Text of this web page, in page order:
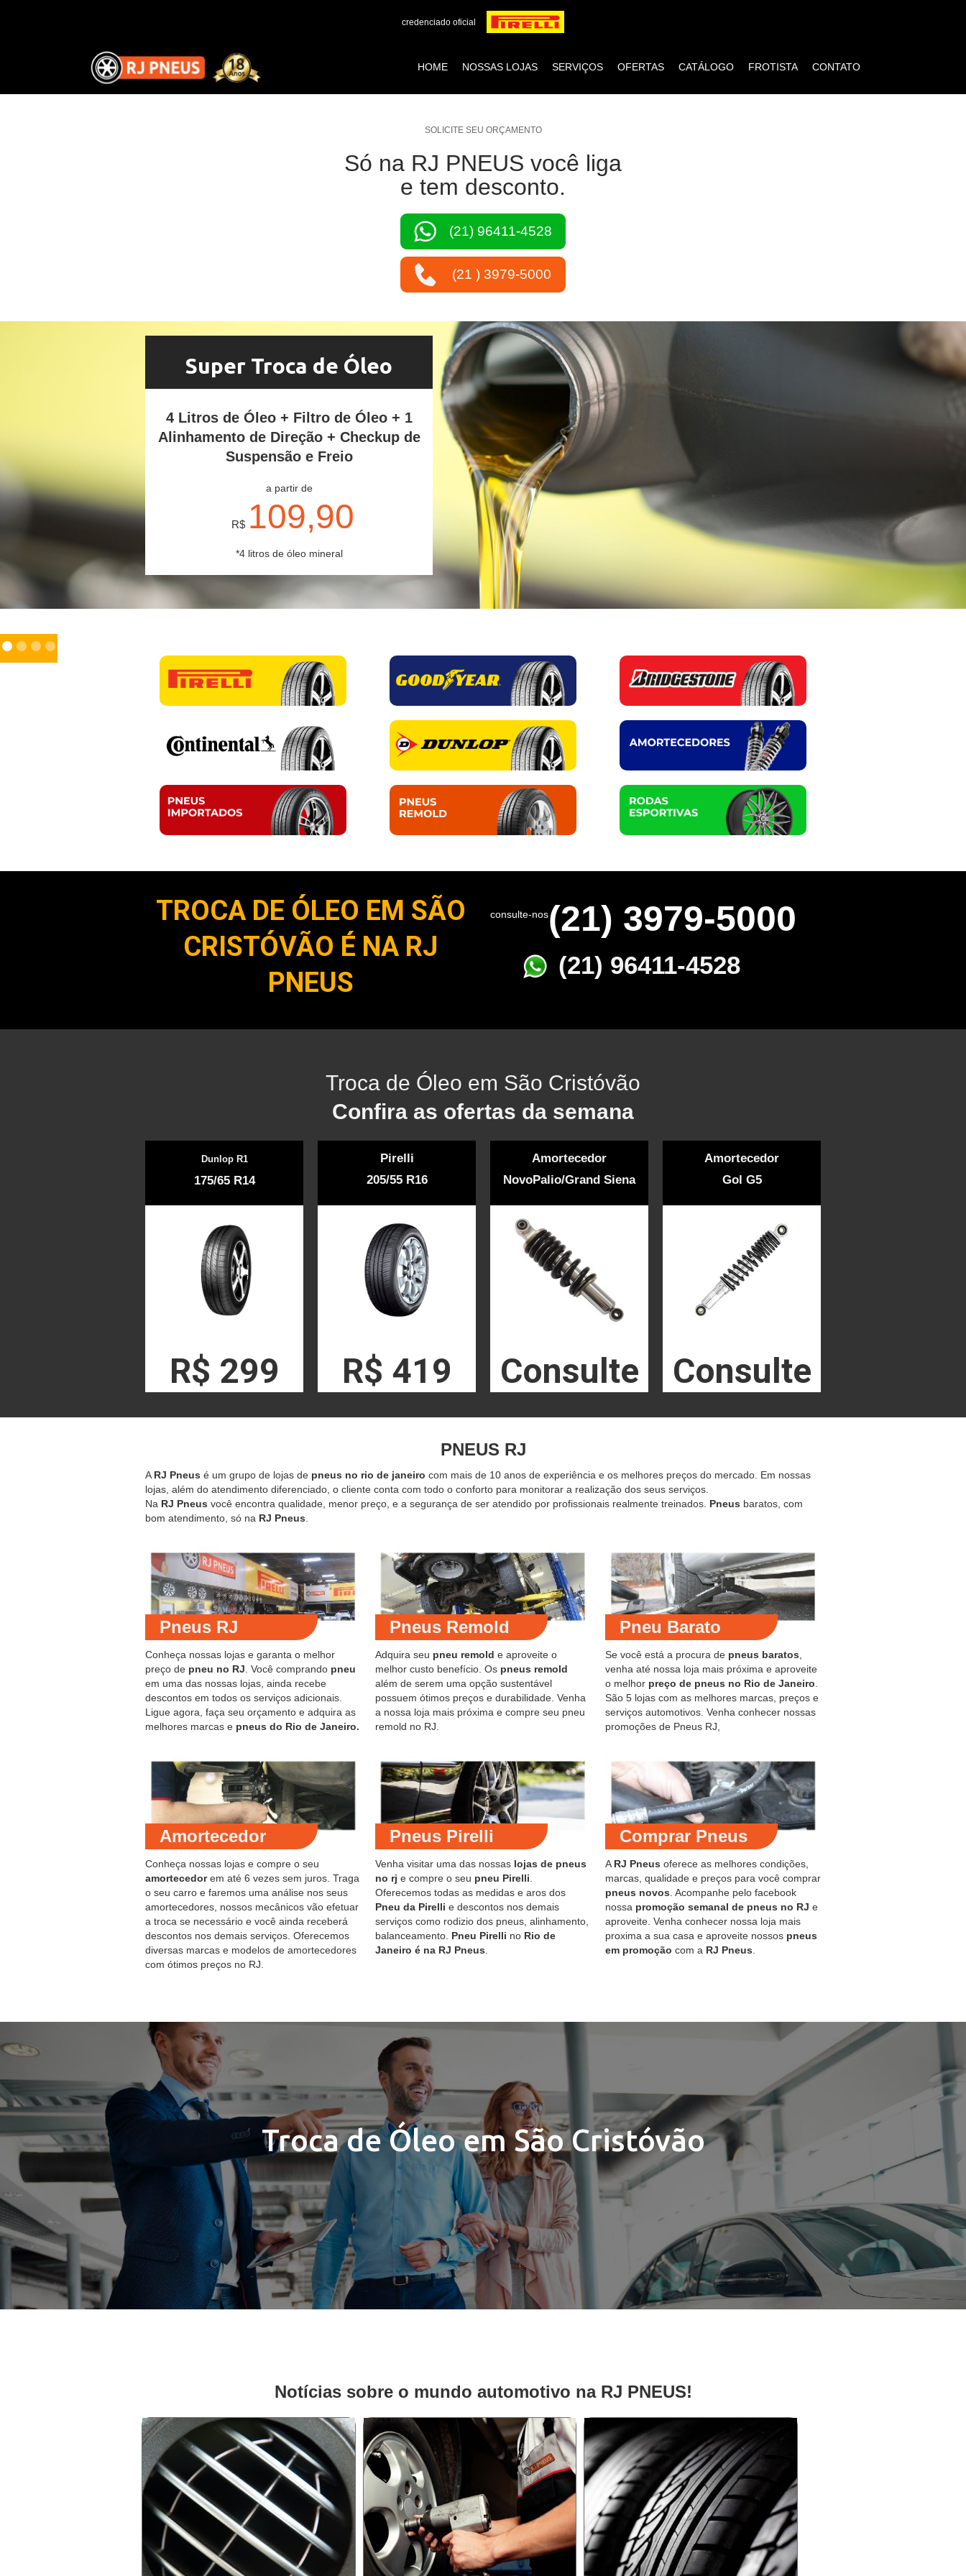
credenciado oficial
HOME NOSSAS LOJAS SERVIÇOS OFERTAS CATÁLOGO FROTISTA CONTATO
SOLICITE SEU ORÇAMENTO
Só na RJ PNEUS você liga
e tem desconto.
(21) 96411-4528
(21 ) 3979-5000
Super Troca de Óleo
4 Litros de Óleo + Filtro de Óleo + 1
Alinhamento de Direção + Checkup de
Suspensão e Freio
a partir de
R$ 109,90
*4 litros de óleo mineral
TROCA DE ÓLEO EM SÃO
CRISTÓVÃO É NA RJ
PNEUS
consulte-nos(21) 3979-5000
(21) 96411-4528
Troca de Óleo em São Cristóvão
Confira as ofertas da semana
Dunlop R1
175/65 R14
R$ 299
Pirelli
205/55 R16
R$ 419
Amortecedor
NovoPalio/Grand Siena
Consulte
Amortecedor
Gol G5
Consulte
PNEUS RJ
A RJ Pneus é um grupo de lojas de pneus no rio de janeiro com mais de 10 anos de experiência e os melhores preços do mercado. Em nossas
lojas, além do atendimento diferenciado, o cliente conta com todo o conforto para monitorar a realização dos seus serviços.
Na RJ Pneus você encontra qualidade, menor preço, e a segurança de ser atendido por profissionais realmente treinados. Pneus baratos, com
bom atendimento, só na RJ Pneus
Pneus RJ
Conheça nossas lojas e garanta o melhor
preço de pneu no RJ. Você comprando pneu
em uma das nossas lojas, ainda recebe
descontos em todos os serviços adicionais.
Ligue agora, faça seu orçamento e adquira as
melhores marcas e pneus do Rio de Janeiro.
Pneus Remold
Adquira seu pneu remold e aproveite o
melhor custo benefício. Os pneus remold
além de serem uma opção sustentável
possuem ótimos preços e durabilidade. Venha
a nossa loja mais próxima e compre seu pneu
remold no RJ.
Pneu Barato
Se você está a procura de pneus baratos,
venha até nossa loja mais próxima e aproveite
o melhor preço de pneus no Rio de Janeiro.
São 5 lojas com as melhores marcas, preços e
serviços automotivos. Venha conhecer nossas
promoções de Pneus RJ,
Amortecedor
Conheça nossas lojas e compre o seu
amortecedorem até 6 vezes sem juros. Traga
o seu carro e faremos uma análise nos seus
amortecedores, nossos mecânicos vão efetuar
a troca se necessário e você ainda receberá
descontos nos demais serviços. Oferecemos
diversas marcas e modelos de amortecedores
com ótimos preços no RJ.
Pneus Pirelli
Venha visitar uma das nossas lojas de pneus
no rj e compre o seu pneu Pirelli
Oferecemos todas as medidas e aros dos
Pneu da Pirelli e descontos nos demais
serviços como rodizio dos pneus, alinhamento,
balanceamento. Pneu Pirelli no Rio de
Janeiro é na RJ Pneus
Comprar Pneus
A RJ Pneus oferece as melhores condições,
marcas, qualidade e preços para você comprar
pneus novos . Acompanhe pelo facebook
nossa promoção semanal de pneus no RJ e
aproveite. Venha conhecer nossa loja mais
proxima a sua casa e aproveite nossos pneus
em promoção com a RJ Pneus
Troca de Óleo em São Cristóvão
Notícias sobre o mundo automotivo na RJ PNEUS!